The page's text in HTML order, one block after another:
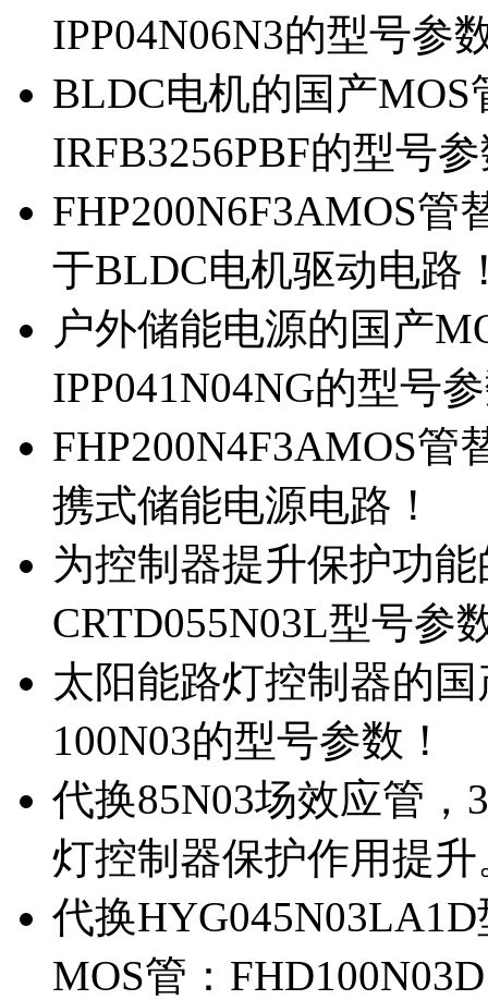
IPP04N06N3的型号参
BLDC电机的国产MOS
IRFB3256PBF的型号
FHP200N6F3AMOS管
于BLDC电机驱动电路
户外储能电源的国产
IPP041N04NG的型号
FHP200N4F3AMOS管
携式储能电源电路！
为控制器提升保护功
CRTD055N03L型号参
太阳能路灯控制器的
100N03的型号参数！
代换85N03场效应管
灯控制器保护作用提升
代换
MOS管：